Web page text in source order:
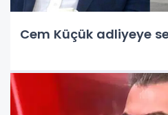
Cem Küçük adliyeye